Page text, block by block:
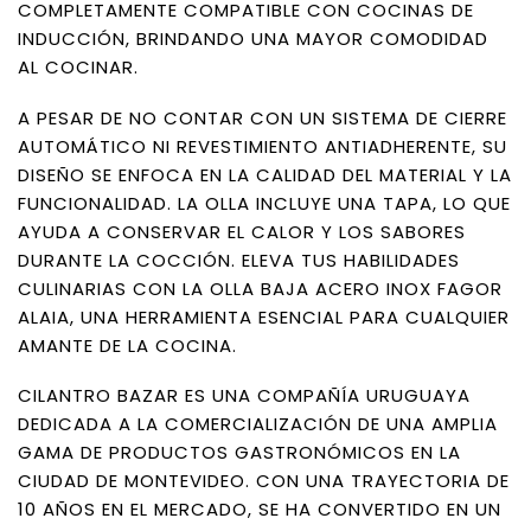
COMPLETAMENTE COMPATIBLE CON COCINAS DE
INDUCCIÓN, BRINDANDO UNA MAYOR COMODIDAD
AL COCINAR.
A PESAR DE NO CONTAR CON UN SISTEMA DE CIERRE
AUTOMÁTICO NI REVESTIMIENTO ANTIADHERENTE, SU
DISEÑO SE ENFOCA EN LA CALIDAD DEL MATERIAL Y LA
FUNCIONALIDAD. LA OLLA INCLUYE UNA TAPA, LO QUE
AYUDA A CONSERVAR EL CALOR Y LOS SABORES
DURANTE LA COCCIÓN. ELEVA TUS HABILIDADES
CULINARIAS CON LA OLLA BAJA ACERO INOX FAGOR
ALAIA, UNA HERRAMIENTA ESENCIAL PARA CUALQUIER
AMANTE DE LA COCINA.
CILANTRO BAZAR ES UNA COMPAÑÍA URUGUAYA
DEDICADA A LA COMERCIALIZACIÓN DE UNA AMPLIA
GAMA DE PRODUCTOS GASTRONÓMICOS EN LA
CIUDAD DE MONTEVIDEO. CON UNA TRAYECTORIA DE
10 AÑOS EN EL MERCADO, SE HA CONVERTIDO EN UN